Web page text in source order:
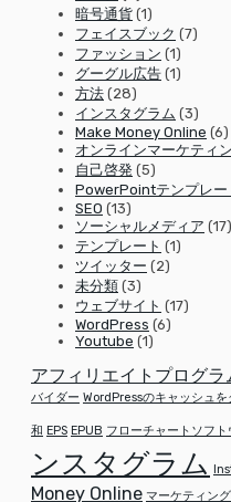
暗号通貨 (1)
フェイスブック (7)
ファッション (1)
グーグル広告 (1)
方法 (28)
インスタグラム (3)
Make Money Online (6)
オンラインマーケティ
自己啓発 (5)
PowerPointテンプレー
SEO (13)
ソーシャルメディア (17)
テンプレート (1)
ツイッター (2)
未分類 (3)
ウェブサイト (17)
WordPress (6)
Youtube (1)
アフィリエイトプログラ
バイダー WordPressのキャッシュを
和 EPS EPUB フローチャートソフト
ンスタグラム
Money Online マーケティン